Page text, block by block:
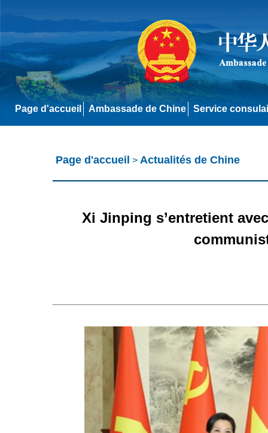
Page d'accueil Ambassade de Chine Service
Page d'accueil > Actualités de Chine
Xi Jinping s’entretient